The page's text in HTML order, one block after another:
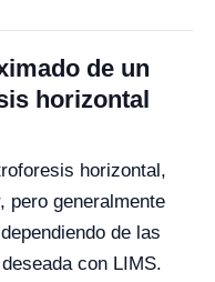
de un
horizontal
horizontal,
pero generalmente
de las
con LIMS.